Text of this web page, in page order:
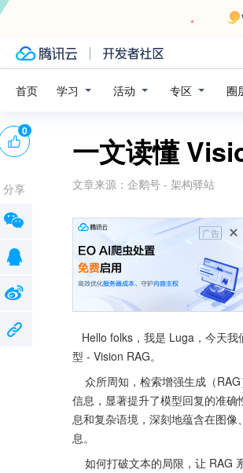
首页 学习 活动 专区 圈
一文读懂
文章来源： 企鹅号 - 架构驿站
广告
型 - Vision RAG。
信息，显著提升了模型回复的准
息和复杂语境，深刻地蕴含在图像
息。
0
分享